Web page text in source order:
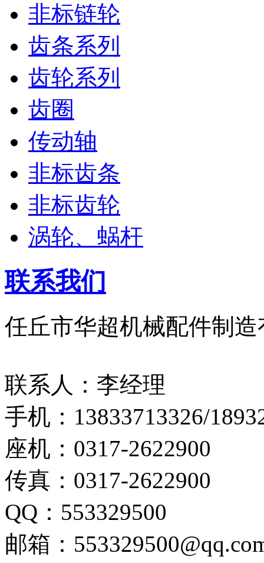
非标链轮
齿条系列
齿轮系列
齿圈
传动轴
非标齿条
非标齿轮
涡轮、蜗杆
联系我们
任丘市华超机械配件制
联系人：李经理
手机：13833713326/
座机：0317-2622900
传真：0317-2622900
QQ：553329500
邮箱：